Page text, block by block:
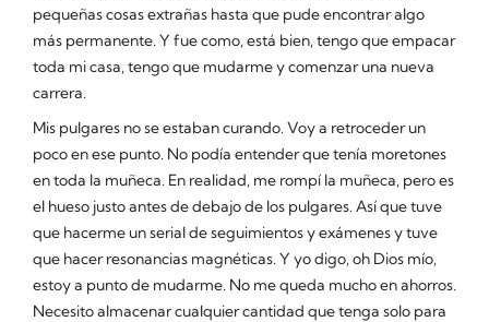
pequeñas cosas extrañas hasta que pude encontrar algo
más permanente. Y fue como, está bien, tengo que empacar
toda mi casa, tengo que mudarme y comenzar una nueva
carrera.
Mis pulgares no se estaban curando. Voy a retroceder un
poco en ese punto. No podía entender que tenía moretones
en toda la muñeca. En realidad, me rompí la muñeca, pero es
el hueso justo antes de debajo de los pulgares. Así que tuve
que hacerme un serial de seguimientos y exámenes y tuve
que hacer resonancias magnéticas. Y yo digo, oh Dios mío,
estoy a punto de mudarme. No me queda mucho en ahorros.
Necesito almacenar cualquier cantidad que tenga solo para